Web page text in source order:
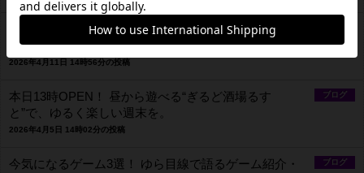
本日13時OPEN！ 昼から遊べるゲームバー「ギルド酒
場るすと」で、レトロも最新ハードも語ろう
2026年4月11日 14時56分の投稿
ブログ
本日13時OPEN！ 昼から遊べる“ぎるど酒場るす
と”で、ゆるく楽しい週末を。
2026年4月5日 14時02分の投稿
ブログ
今気になるゲーム3選！ ゆら目線で語るゲーム紹介・